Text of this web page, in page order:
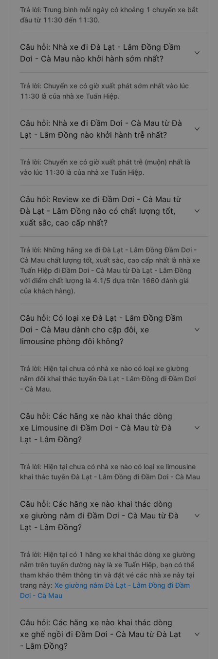
Trả lời: Trung bình mỗi ngày có khoảng 1 chuyến xe bắt
đầu từ 11:30 đến 11:30.
Câu hỏi: Nhà xe đi Đà Lạt - Lâm Đồng Đầm
Dơi - Cà Mau nào khởi hành sớm nhất?
Trả lời: Chuyến xe có giờ xuất phát sớm nhất vào lúc
11:30 là của nhà xe Tuấn Hiệp.
Câu hỏi: Nhà xe đi Đầm Dơi - Cà Mau từ Đà
Lạt - Lâm Đồng nào khởi hành trễ nhất?
Trả lời: Chuyến xe có giờ xuất phát trễ (muộn) nhất là
vào lúc 11:30 là của nhà xe Tuấn Hiệp.
Câu hỏi: Review xe đi Đầm Dơi - Cà Mau từ
Đà Lạt - Lâm Đồng nào có chất lượng tốt,
xuất sắc, cao cấp nhất?
Trả lời: Những hãng xe đi Đà Lạt - Lâm Đồng Đầm Dơi -
Cà Mau chất lượng tốt, xuất sắc, cao cấp nhất là nhà xe
Tuấn Hiệp đi Đầm Dơi - Cà Mau từ Đà Lạt - Lâm Đồng
với điểm chất lượng là 4.1/5 dựa trên 1660 đánh giá
của khách hàng).
Câu hỏi: Có loại xe Đà Lạt - Lâm Đồng Đầm
Dơi - Cà Mau dành cho cặp đôi, xe
limousine phòng đôi không?
Trả lời: Hiện tại chưa có nhà xe nào có loại xe giường
nằm đôi khai thác tuyến Đà Lạt - Lâm Đồng đi Đầm Dơi
- Cà Mau.
Câu hỏi: Các hãng xe nào khai thác dòng
xe Limousine đi Đầm Dơi - Cà Mau từ Đà
Lạt - Lâm Đồng?
Trả lời: Hiện tại chưa có nhà xe nào có loại xe limousine
khai thác tuyến Đà Lạt - Lâm Đồng đi Đầm Dơi - Cà Mau
Câu hỏi: Các hãng xe nào khai thác dòng
xe giường nằm đi Đầm Dơi - Cà Mau từ Đà
Lạt - Lâm Đồng?
Trả lời: Hiện tại có 1 hãng xe khai thác dòng xe giường
nằm trên tuyến đường này là xe Tuấn Hiệp, bạn có thể
tham khảo thêm thông tin và đặt vé các nhà xe này tại
trang này: Xe giường nằm Đà Lạt - Lâm Đồng đi Đầm
Dơi - Cà Mau
Câu hỏi: Các hãng xe nào khai thác dòng
xe ghế ngồi đi Đầm Dơi - Cà Mau từ Đà Lạt
- Lâm Đồng?